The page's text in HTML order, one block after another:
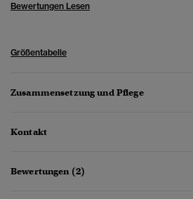
Bewertungen Lesen
Größentabelle
Zusammensetzung und Pflege
Kontakt
Bewertungen (2)